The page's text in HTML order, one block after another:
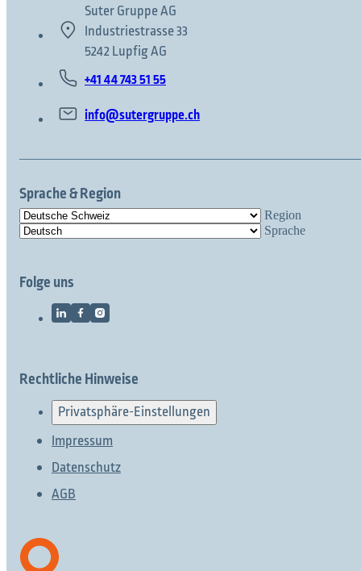
Suter Gruppe AG
Industriestrasse 33
5242 Lupfig AG
+41 44 743 51 55
info@sutergruppe.ch
Sprache & Region
Region
Sprache
Folge uns
Rechtliche Hinweise
Privatsphäre-Einstellungen
Impressum
Datenschutz
AGB